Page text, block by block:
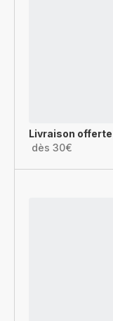
Livraison offerte
dès 30€